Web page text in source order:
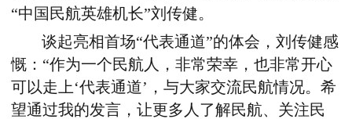
“中国民航英雄机长”刘传健。
谈起亮相首场“代表通道”的体会，刘传健感
慨：“作为一个民航人，非常荣幸，也非常开心
可以走上‘代表通道’，与大家交流民航情况。希
望通过我的发言，让更多人了解民航、关注民